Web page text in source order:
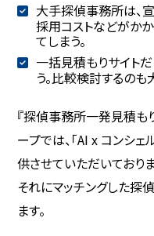
大手探偵事務所は、
採用コストなどがかか
てしまう。
一括見積もりサイト
う。比較検討するのも
『探偵事務所一発見積も
ープでは、「AI x コンシ
供させていただいており
それにマッチングした探
ます。